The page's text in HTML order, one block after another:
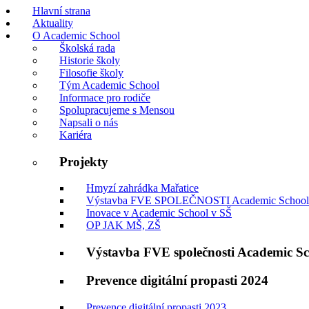
Hlavní strana
Aktuality
O Academic School
Školská rada
Historie školy
Filosofie školy
Tým Academic School
Informace pro rodiče
Spolupracujeme s Mensou
Napsali o nás
Kariéra
Projekty
Hmyzí zahrádka Mařatice
Výstavba FVE SPOLEČNOSTI Academic School
Inovace v Academic School v SŠ
OP JAK MŠ, ZŠ
Výstavba FVE společnosti Academic
Prevence digitální propasti 2024